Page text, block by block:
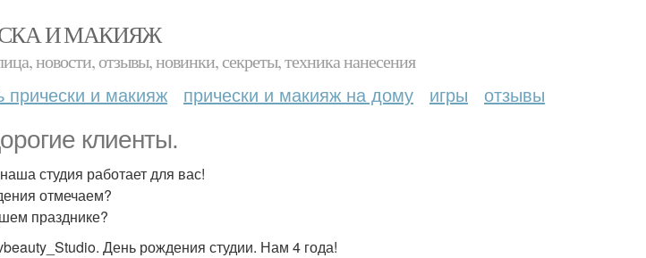
И МАКИЯЖ
новости, отзывы, новинки, секреты, техника нанесения
прически и макияж прически и макияж на дому игры отзывы
клиенты.
студия работает для вас!
отмечаем?
празднике?
День рождения студии. Нам 4 года!